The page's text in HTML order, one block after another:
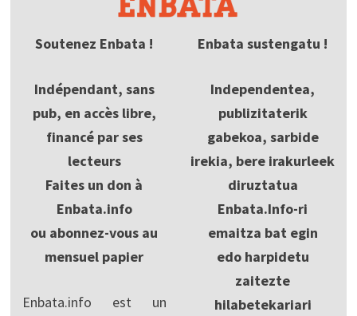
Soutenez Enbata !
Indépendant, sans
pub, en accès libre,
financé par ses
lecteurs
Faites un don à
Enbata.info
ou abonnez-vous au
mensuel papier
Enbata.info est un
Enbata sustengatu !
Independentea,
publizitaterik
gabekoa, sarbide
irekia, bere irakurleek
diruztatua
Enbata.Info-ri
emaitza bat egin
edo harpidetu
zaitezte
hilabetekariari